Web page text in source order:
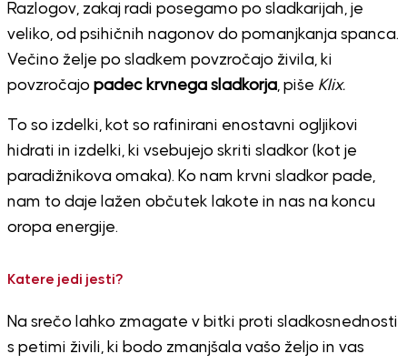
Razlogov, zakaj radi posegamo po sladkarijah, je
veliko, od psihičnih nagonov do pomanjkanja spanca.
Večino želje po sladkem povzročajo živila, ki
povzročajo padec krvnega sladkorja, piše Klix.
To so izdelki, kot so rafinirani enostavni ogljikovi
hidrati in izdelki, ki vsebujejo skriti sladkor (kot je
paradižnikova omaka). Ko nam krvni sladkor pade,
nam to daje lažen občutek lakote in nas na koncu
oropa energije.
Katere jedi jesti?
Na srečo lahko zmagate v bitki proti sladkosnednosti
s petimi živili, ki bodo zmanjšala vašo željo in vas